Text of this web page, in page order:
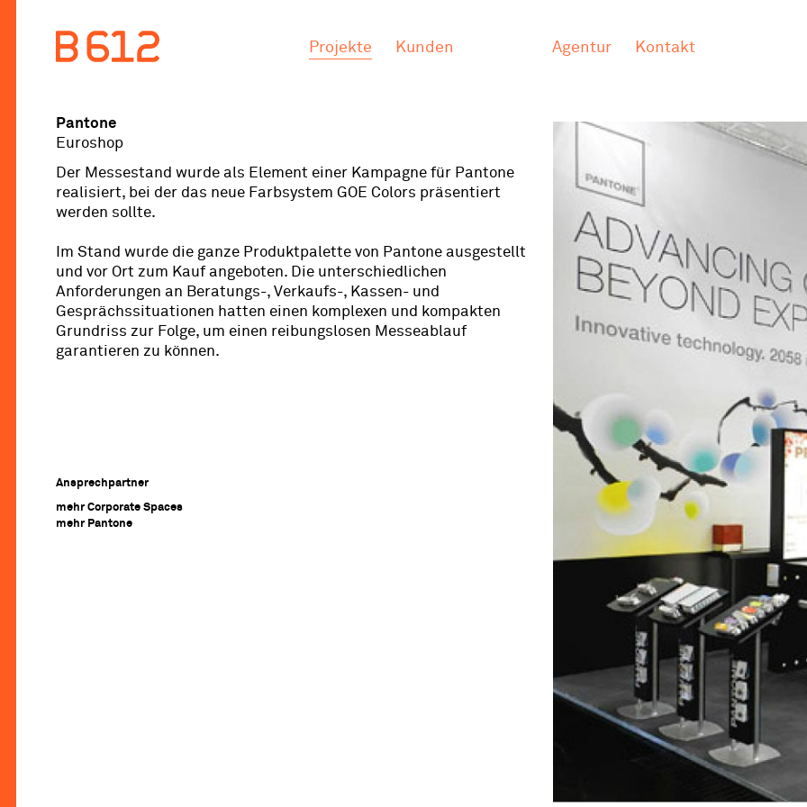
Projekte Kunden Agentur Kontakt
Pantone
Euroshop
Der Messestand wurde als Element einer Kampagne für Pantone
realisiert, bei der das neue Farbsystem GOE Colors präsentiert
werden sollte.
Im Stand wurde die ganze Produktpalette von Pantone ausgestellt
und vor Ort zum Kauf angeboten. Die unterschiedlichen
Anforderungen an Beratungs-, Verkaufs-, Kassen- und
Gesprächssituationen hatten einen komplexen und kompakten
Grundriss zur Folge, um einen reibungslosen Messeablauf
garantieren zu können.
Ansprechpartner
mehr Corporate Spaces
mehr Pantone